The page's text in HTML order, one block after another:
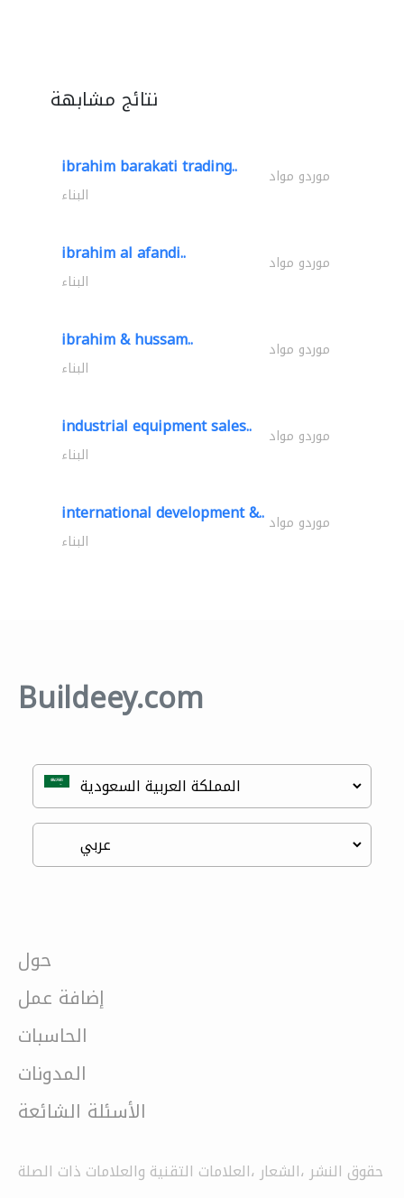
نتائج مشابهة
ibrahim barakati trading.. موردو مواد
البناء
ibrahim al afandi.. موردو مواد
البناء
ibrahim & hussam.. موردو مواد
البناء
industrial equipment sales.. موردو مواد
البناء
international development &.. موردو مواد
البناء
Buildeey.com
حول
إضافة عمل
الحاسبات
المدونات
الأسئلة الشائعة
حقوق النشر ،الشعار ،العلامات التقنية والعلامات ذات الصلة